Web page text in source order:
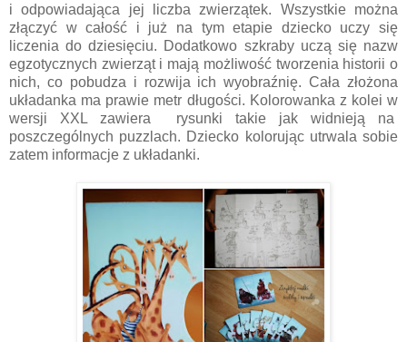
i odpowiadająca jej liczba zwierzątek. Wszystkie można
złączyć w całość i już na tym etapie dziecko uczy się
liczenia do dziesięciu. Dodatkowo szkraby uczą się nazw
egzotycznych zwierząt i mają możliwość tworzenia historii o
nich, co pobudza i rozwija ich wyobraźnię. Cała złożona
układanka ma prawie metr długości. Kolorowanka z kolei w
wersji XXL zawiera rysunki takie jak widnieją na
poszczególnych puzzlach. Dziecko kolorując utrwala sobie
zatem informacje z układanki.